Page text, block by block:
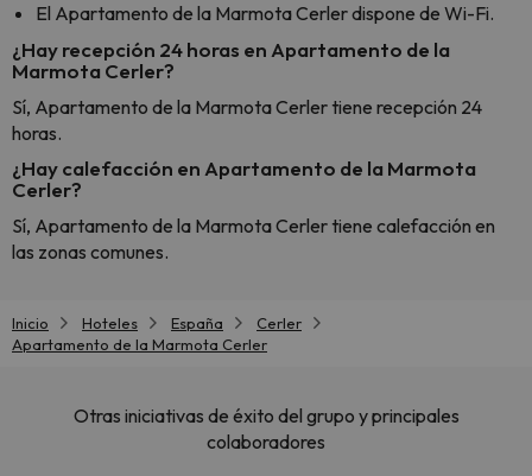
El Apartamento de la Marmota Cerler dispone de Wi-Fi.
¿Hay recepción 24 horas en Apartamento de la
Marmota Cerler?
Sí, Apartamento de la Marmota Cerler tiene recepción 24
horas.
¿Hay calefacción en Apartamento de la Marmota
Cerler?
Sí, Apartamento de la Marmota Cerler tiene calefacción en
las zonas comunes.
Inicio Hoteles España
Cerler
Apartamento de la Marmota Cerler
Otras iniciativas de éxito del grupo y principales
colaboradores